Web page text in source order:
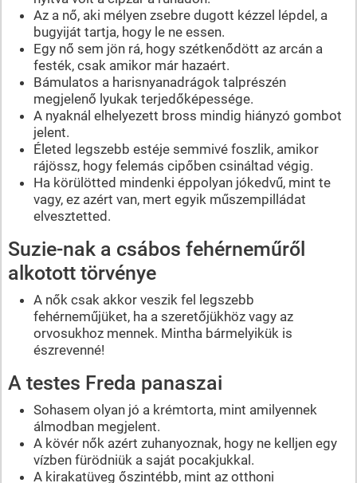
Az a nő, aki mélyen zsebre dugott kézzel lépdel, a
bugyiját tartja, hogy le ne essen.
Egy nő sem jön rá, hogy szétkenődött az arcán a
festék, csak amikor már hazaért.
Bámulatos a harisnyanadrágok talprészén
megjelenő lyukak terjedőképessége.
A nyaknál elhelyezett bross mindig hiányzó gombot
jelent.
Életed legszebb estéje semmivé foszlik, amikor
rájössz, hogy felemás cipőben csináltad végig.
Ha körülötted mindenki éppolyan jókedvű, mint te
vagy, ez azért van, mert egyik műszempilládat
elvesztetted.
Suzie-nak a csábos fehérneműről
alkotott törvénye
A nők csak akkor veszik fel legszebb
fehérneműjüket, ha a szeretőjükhöz vagy az
orvosukhoz mennek. Mintha bármelyikük is
észrevenné!
A testes Freda panaszai
Sohasem olyan jó a krémtorta, mint amilyennek
álmodban megjelent.
A kövér nők azért zuhanyoznak, hogy ne kelljen egy
vízben fürödniük a saját pocakjukkal.
A kirakatüveg őszintébb, mint az otthoni